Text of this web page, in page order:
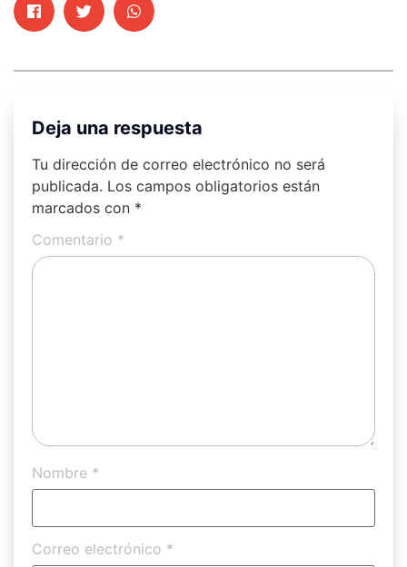
Deja una respuesta
Tu dirección de correo electrónico no será
publicada. Los campos obligatorios están
marcados con *
Comentario *
Nombre *
Correo electrónico *